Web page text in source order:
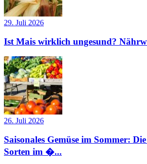
29. Juli 2026
Ist Mais wirklich ungesund?
26. Juli 2026
Saisonales Gemüse im Sommer:
Sorten im �...